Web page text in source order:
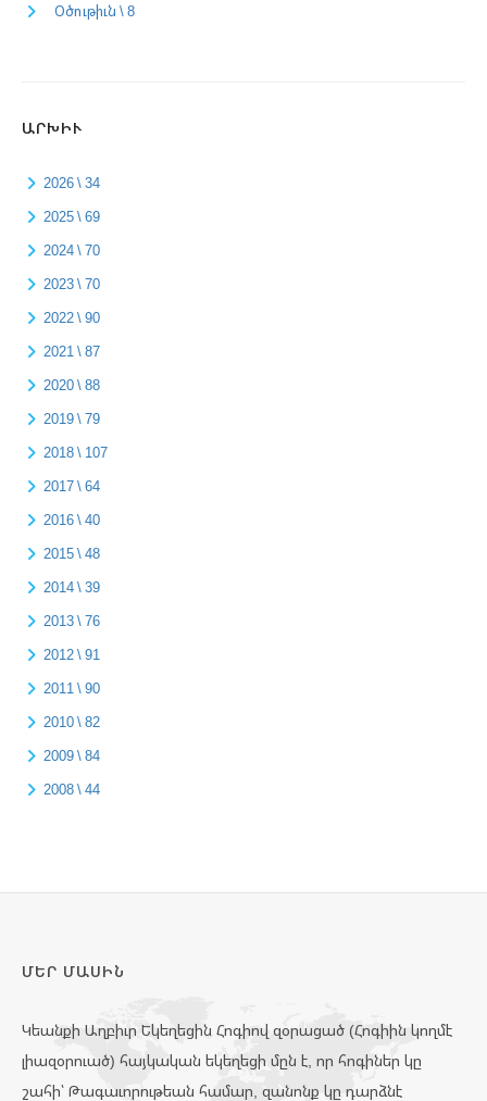
Օծութիւն \ 8
ԱՐԽԻՒ
2026 \ 34
2025 \ 69
2024 \ 70
2023 \ 70
2022 \ 90
2021 \ 87
2020 \ 88
2019 \ 79
2018 \ 107
2017 \ 64
2016 \ 40
2015 \ 48
2014 \ 39
2013 \ 76
2012 \ 91
2011 \ 90
2010 \ 82
2009 \ 84
2008 \ 44
ՄԵՐ ՄԱՍԻՆ
Կեանքի Աղբիւր Եկեղեցին Հոգիով զօրացած (Հոգիին կողմէ
լիազօրուած) հայկական եկեղեցի մըն է, որ հոգիներ կը
շահի՝ Թագաւորութեան համար, զանոնք կը դարձնէ